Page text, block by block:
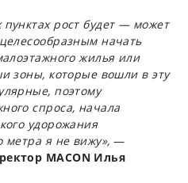
рост будет — может
начать
жилья или
зоны, которые вошли в эту
поэтому
спроса, начала
удорожания
метра я не вижу», —
MACON Илья